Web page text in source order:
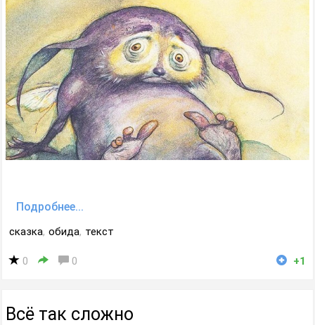
Подробнее...
сказка, обида, текст
0 0 +1
Всё так сложно